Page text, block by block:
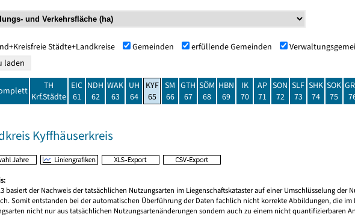
Städte+Landkreise Gemeinden erfüllende Gemeinden
TH
Krf.Städte
EIC
61
NDH
62
WAK
63
UH
64
KYF
65
SM
66
GTH
67
SÖM
68
HBN
69
IK
70
AP
71
SON
72
SLF
73
SHK
74
SOK
75
Kyffhäuserkreis
basiert der Nachweis der tatsächlichen Nutzungsarten im Liegenschaftskataster auf einer Umschlüsselung
Somit entstanden bei der automatischen Überführung der Daten fachlich nicht korrekte Abbildungen, die
nicht nur aus tatsächlichen Nutzungsartenänderungen sondern auch zu einem nicht quantifizierbaren